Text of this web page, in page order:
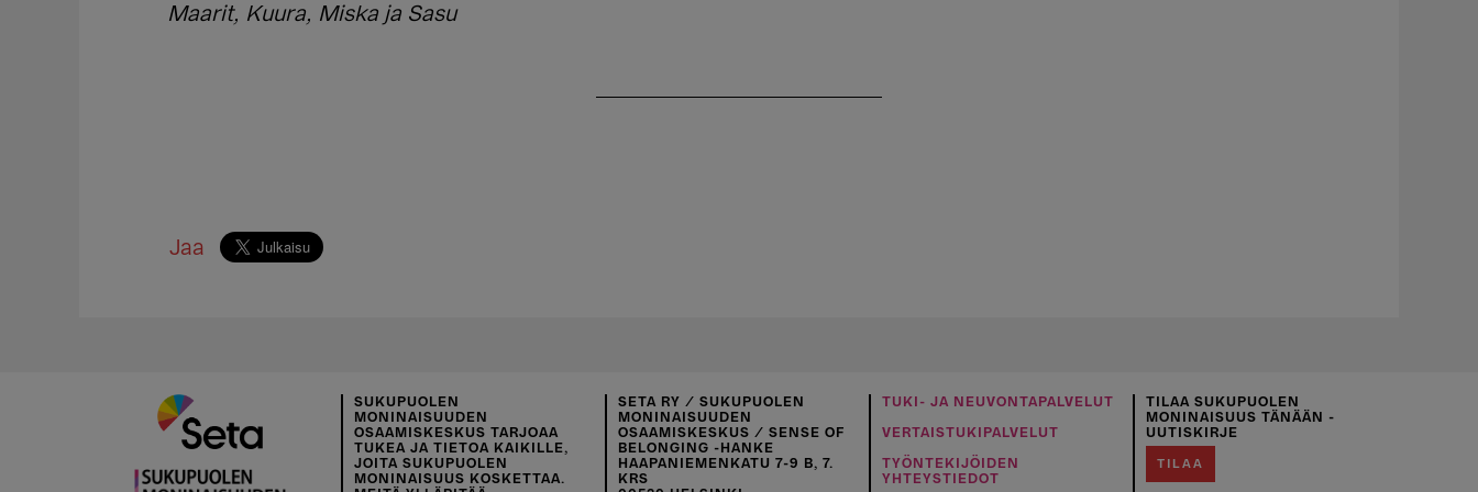
Maarit, Kuura, Miska ja Sasu
Jaa
SUKUPUOLEN
MONINAISUUDEN
OSAAMISKESKUS TARJOAA
TUKEA JA TIETOA KAIKILLE,
JOITA SUKUPUOLEN
MONINAISUUS KOSKETTAA.
SETA RY / SUKUPUOLEN
MONINAISUUDEN
OSAAMISKESKUS / SENSE OF
BELONGING -HANKE
HAAPANIEMENKATU 7-9 B, 7.
KRS
TUKI- JA NEUVONTAPALVELUT
VERTAISTUKIPALVELUT
TYÖNTEKIJÖIDEN
YHTEYSTIEDOT
TILAA SUKUPUOLEN
MONINAISUUS TÄNÄÄN -
UUTISKIRJE
TILAA